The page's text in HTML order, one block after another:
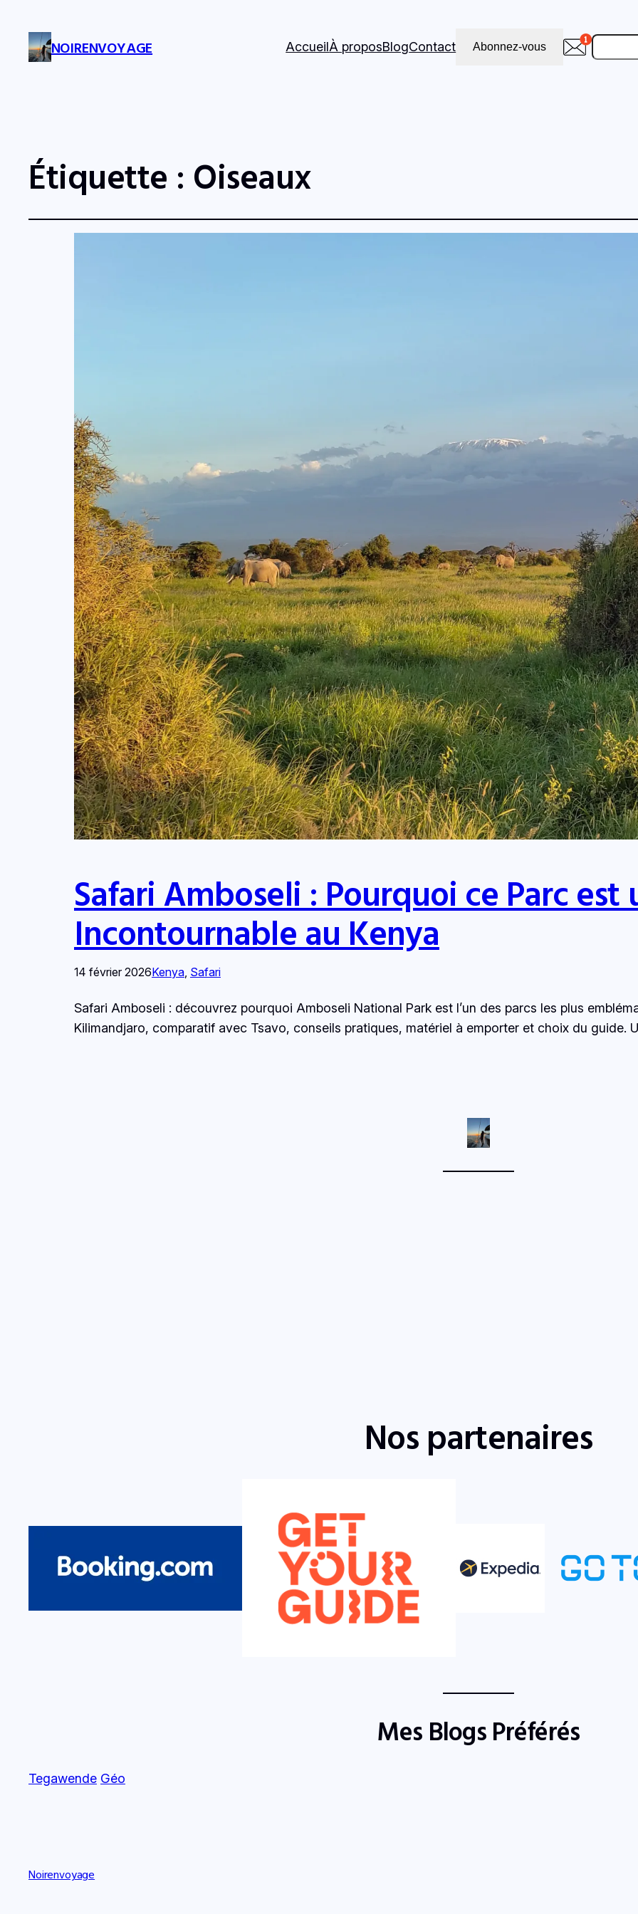
NOIRENVOYAGE AccueilÀ proposBlogContact Abonnez-vous
Étiquette : Oiseaux
Safari Amboseli : Pourquoi ce Parc est
Incontournable au Kenya
14 février 2026Kenya, Safari
Safari Amboseli : découvrez pourquoi Amboseli National Park est l’un des parcs les plus
Kilimandjaro, comparatif avec Tsavo, conseils pratiques, matériel à emporter et choix du guide.
Nos partenaires
Mes Blogs Préférés
Tegawende Géo
Noirenvoyage